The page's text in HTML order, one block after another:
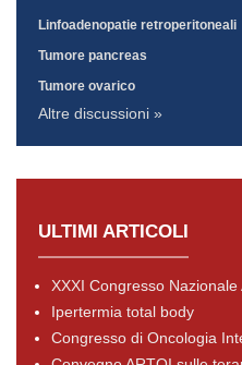
Linfoadenopatie retroperitoneali
Tumore pancreas
Tumore ovarico
Altre discussioni »
ULTIMI ARTICOLI
XXXI Congresso Nazionale
Ipertermia total body
Congresso di Oncologia